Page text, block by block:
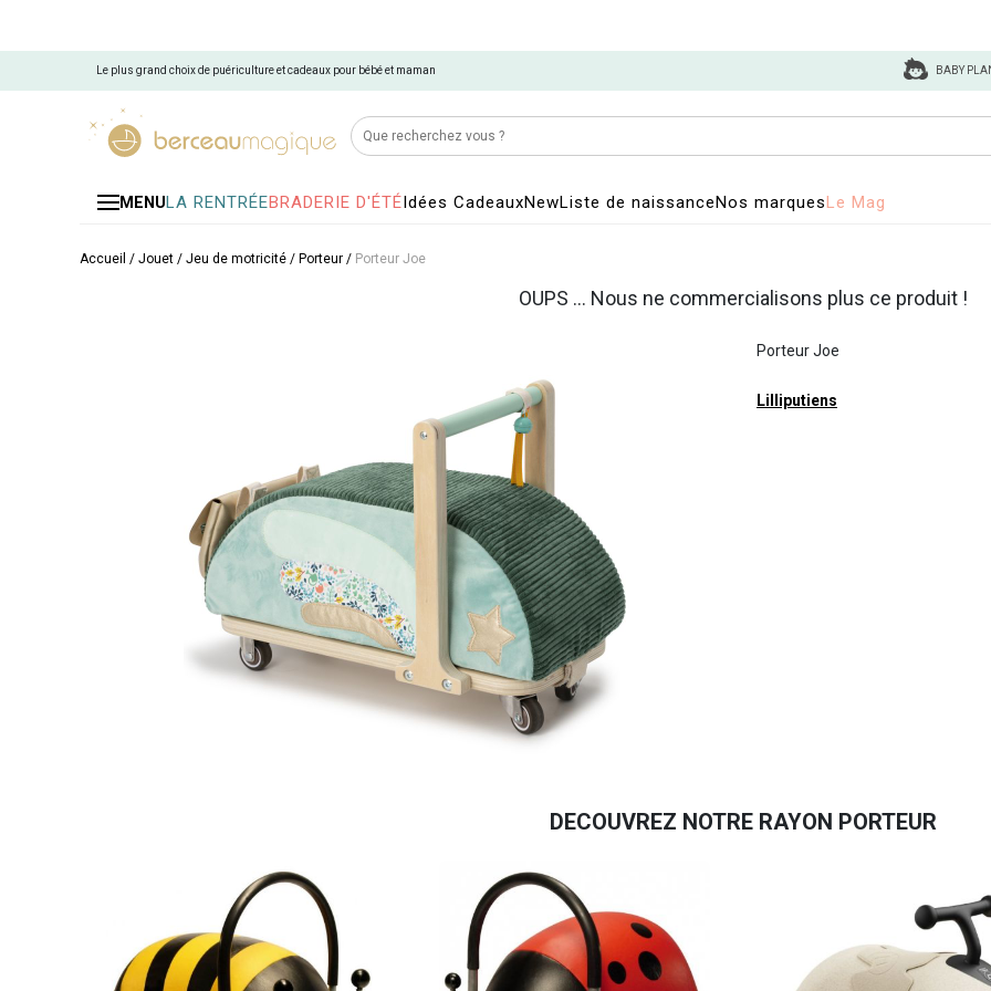
Le plus grand choix de puériculture et cadeaux pour bébé et maman BABY
MENULA RENTRÉEBRADERIE D'ÉTÉIdées CadeauxNewListe de naissanceNos marquesLe Mag
Accueil / Jouet / Jeu de motricité / Porteur / Porteur Joe
OUPS ... Nous ne commercialisons plus ce produit !
Porteur Joe
Lilliputiens
DECOUVREZ NOTRE RAYON PORTEUR